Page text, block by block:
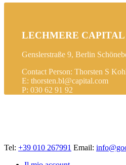
LECHMERE CAPITAL
Genslerstraße 9, Berlin
Contact Person: Thorsten S
E: thorsten.bl@capital.com
P: 030 62 91 92
Tel: +39 010 267991 Email: